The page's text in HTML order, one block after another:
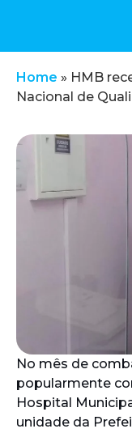
Home » HMB
Nacional de
No mês de
popularmente
Hospital
unidade da